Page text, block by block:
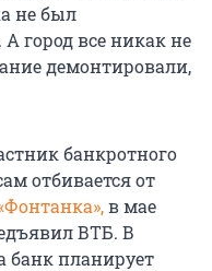
не был
город все никак не
демонтировали,
банкротного
отбивается от
в мае
ВТБ. В
банк планирует